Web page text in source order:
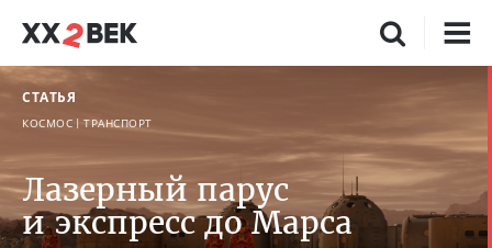
СТАТЬЯ
КОСМОС ТРАНСПОРТ
Лазерный парус
и экспресс до Марса